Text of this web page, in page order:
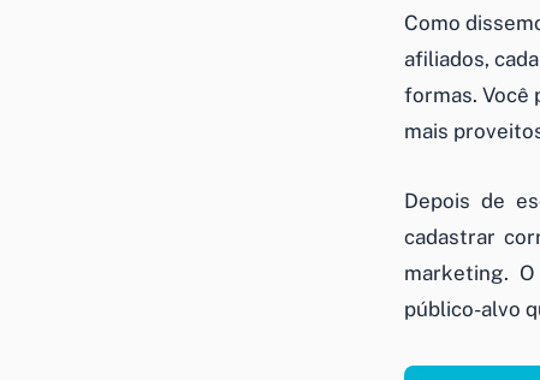
Como
afiliados,
formas. Você
mais
Depois de
cadastrar
marketing.
público-alvo